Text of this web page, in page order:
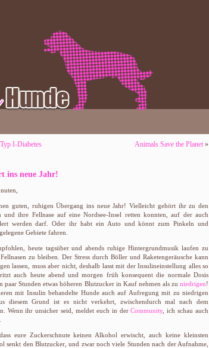
I-Diabetes Animals Save the Planet »
ins neue Jahr!
guten, ruhigen Übergang ins neue Jahr! Vielleicht gehört ihr zu den
und ihre Fellnase auf eine Nordsee-Insel retten konnten, auf der auch
werden darf. Oder ihr habt ein Auto und könnt zum Pinkeln und
Gebiete fahren.
heute tagsüber und abends ruhige Hintergrundmusik laufen zu
zu bleiben. Der Stress durch Böller und Raketengeräusche kann
lassen, muss aber nicht, deshalb lasst mit der Insulineinstellung alles so
auch heute abend und morgen früh konsequent die normale Dosis
paar Stunden etwas höheren Blutzucker in Kauf nehmen als zu niedrigen!
mit Insulin behandelte Hunde auch auf Aufregung mit zu niedrigen
diesem Grund ist es nicht verkehrt, zwischendurch mal nach dem
Wenn ihr unsicher seid, meldet euch in derCommunity, ich schau auch
eure Zuckerschnute keinen Alkohol erwischt, auch keine kleinsten
senkt den Blutzucker, und zwar noch viele Stunden nach der Aufnahme,